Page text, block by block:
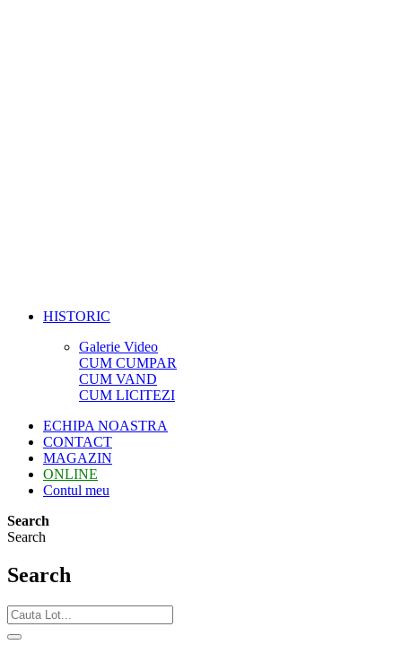
HISTORIC
Galerie Video
CUM CUMPAR
CUM VAND
CUM LICITEZI
ECHIPA NOASTRA
CONTACT
MAGAZIN
ONLINE
Contul meu
Search
Search
Search